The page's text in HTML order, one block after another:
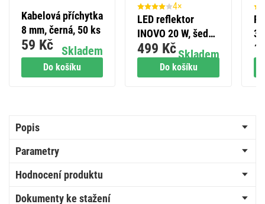
Do košíku
Kabelová příchytka
8 mm, černá, 50 ks
Skladem
59 Kč
Do košíku
4×
LED reflektor
INOVO 20 W, šedý,
neutrální bíláSkladem
499 Kč
Popis
Parametry
Hodnocení produktu
Dokumenty ke stažení